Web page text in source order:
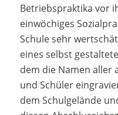
Betriebspraktika vor
einwöchiges
Schule sehr
eines selbst
dem die Namen aller
und Schüler
dem Schulgelände